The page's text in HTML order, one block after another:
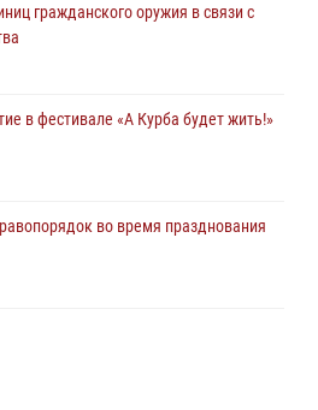
гражданского оружия в связи с
в фестивале «А Курба будет жить!»
во время празднования